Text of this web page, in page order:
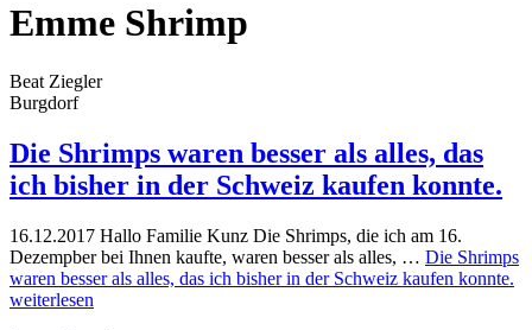
Emme Shrimp
Beat Ziegler
Burgdorf
Die Shrimps waren besser als alles, das
ich bisher in der Schweiz kaufen konnte.
16.12.2017 Hallo Familie Kunz Die Shrimps, die ich am 16.
Dezempber bei Ihnen kaufte, waren besser als alles, … Die Shrimps
waren besser als alles, das ich bisher in der Schweiz kaufen konnte.
weiterlesen